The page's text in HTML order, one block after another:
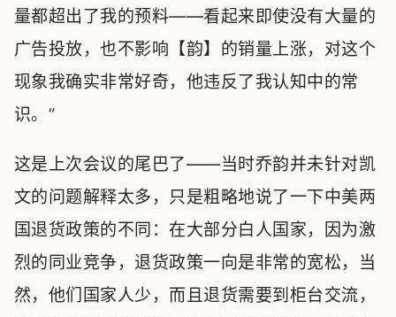
量都超出了我的预料——看起来即使没有大量的
广告投放，也不影响【韵】的销量上涨，对这个
现象我确实非常好奇，他违反了我认知中的常
识。”
这是上次会议的尾巴了——当时乔韵并未针对凯
文的问题解释太多，只是粗略地说了一下中美两
国退货政策的不同：在大部分白人国家，因为激
烈的同业竞争，退货政策一向是非常的宽松，当
然，他们国家人少，而且退货需要到柜台交流，